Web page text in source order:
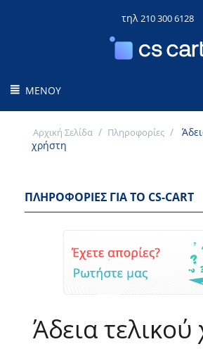
τηλ210 300 6128
ΜΕΝΟΎ
Αρχική Σελίδα / Πληροφορίες /
χρήστη
ΠΛΗΡΟΦΟΡΊΕΣ ΓΙΑ ΤΟ CS-CART
Άδεια